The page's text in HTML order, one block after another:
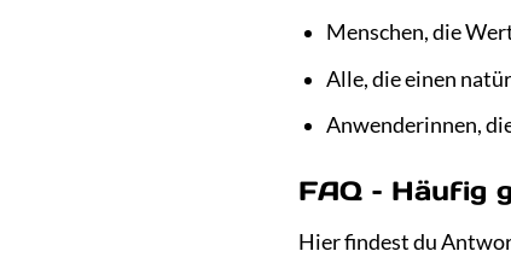
Menschen, die
Alle, die einen
Anwenderinnen,
FAQ – Häufig
Hier findest du